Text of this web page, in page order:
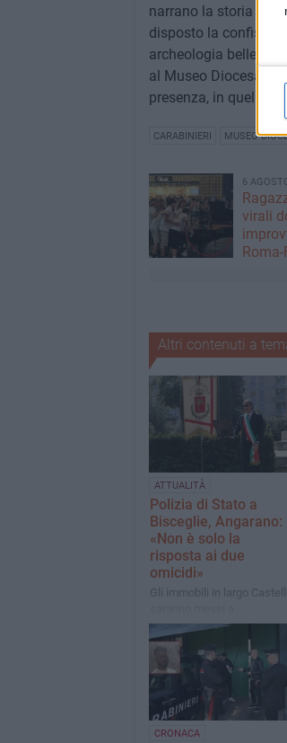
narrano la storia dei
disposto la confisca
archeologia belle arti
al Museo Diocesano
presenza, in quel
CARABINIERI MUSEO
6
virali
Altri contenuti a
ATTUALITÀ
Polizia di Stato a
Bisceglie, Angarano:
«Non è solo la
risposta ai due
omicidi»
Gli immobili in largo
disposizione nei prossimi
giorni, dopo gli ultimi
adempimenti tecnici
CRONACA